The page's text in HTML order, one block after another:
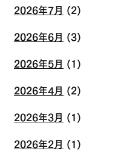
2026年7月 (2)
2026年6月 (3)
2026年5月 (1)
2026年4月 (2)
2026年3月 (1)
2026年2月 (1)